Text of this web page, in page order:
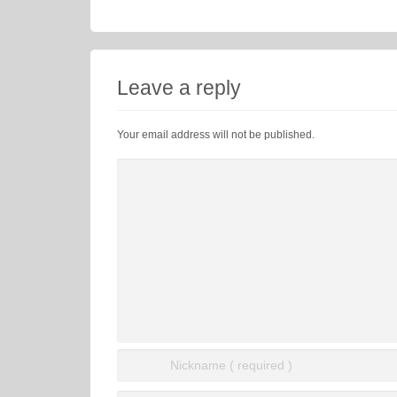
Leave a reply
Your email address will not be published.